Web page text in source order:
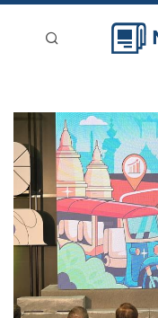
新聞稿分類
登入
刊登